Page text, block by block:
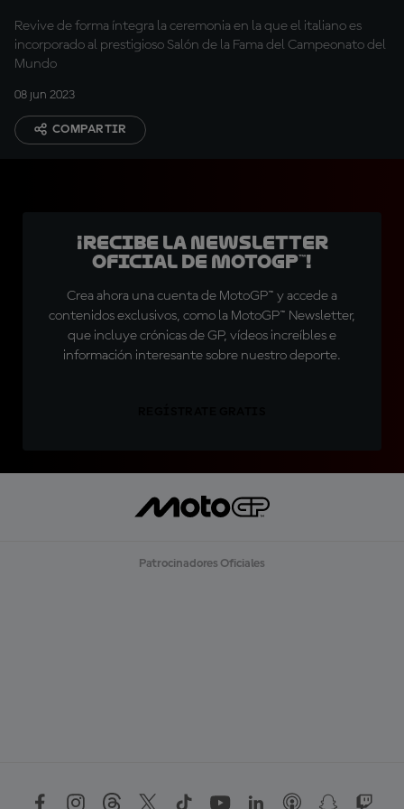
Revive de forma íntegra la ceremonia en la que el italiano es
incorporado al prestigioso Salón de la Fama del Campeonato del
Mundo
08 jun 2023
COMPARTIR
¡Recibe la Newsletter
oficial de MotoGP™!
Crea ahora una cuenta de MotoGP™ y accede a
contenidos exclusivos, como la MotoGP™ Newsletter,
que incluye crónicas de GP, vídeos increíbles e
información interesante sobre nuestro deporte.
Patrocinadores Oficiales